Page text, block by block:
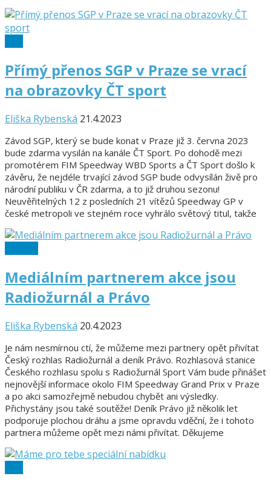
Přímý přenos SGP v Praze se vrací
na obrazovky ČT sport
Eliška Rybenská 21.4.2023
Závod SGP, který se bude konat v Praze již 3. června 2023
bude zdarma vysilán na kanále ČT Sport. Po dohodě mezi
promotérem FIM Speedway WBD Sports a ČT Sport došlo k
závěru, že nejdéle trvající závod SGP bude odvysílán živě pro
národní publiku v ČR zdarma, a to již druhou sezonu!
Neuvěřitelných 12 z posledních 21 vítězů Speedway GP v
české metropoli ve stejném roce vyhrálo světový titul, takže
Mediálním partnerem akce jsou
Radiožurnál a Právo
Eliška Rybenská 20.4.2023
Je nám nesmírnou ctí, že můžeme mezi partnery opět přivítat
Český rozhlas Radiožurnál a deník Právo. Rozhlasová stanice
Českého rozhlasu spolu s Radiožurnál Sport Vám bude přinášet
nejnovější informace okolo FIM Speedway Grand Prix v Praze
a po akci samozřejmě nebudou chybět ani výsledky.
Přichystány jsou také soutěže! Deník Právo již několik let
podporuje plochou dráhu a jsme opravdu vděční, že i tohoto
partnera můžeme opět mezi námi přivítat. Děkujeme